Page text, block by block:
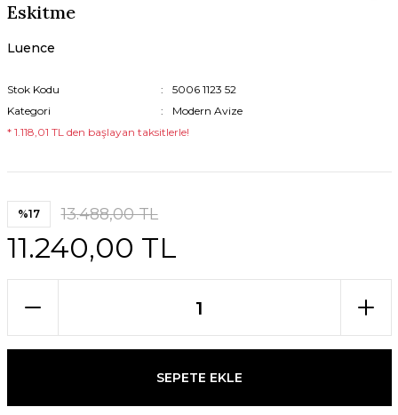
Eskitme
Luence
Stok Kodu
5006 1123 52
Kategori
Modern Avize
* 1.118,01 TL den başlayan taksitlerle!
%17 13.488,00 TL
11.240,00 TL
SEPETE EKLE